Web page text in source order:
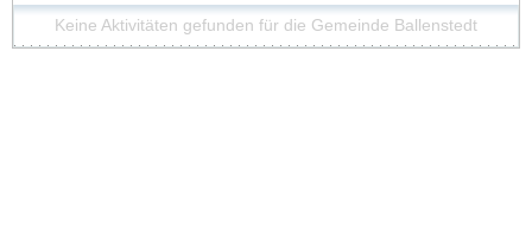
Keine Aktivitäten gefunden für die Gemeinde Ballenstedt